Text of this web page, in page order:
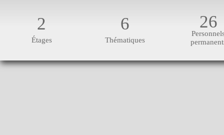
2
Étages
6
Thématiques
26